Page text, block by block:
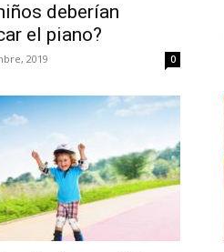
deberían
el piano?
2019 0